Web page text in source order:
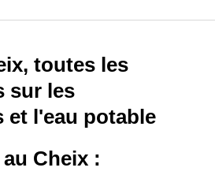
toutes les
sur les
et l'eau potable
Cheix :